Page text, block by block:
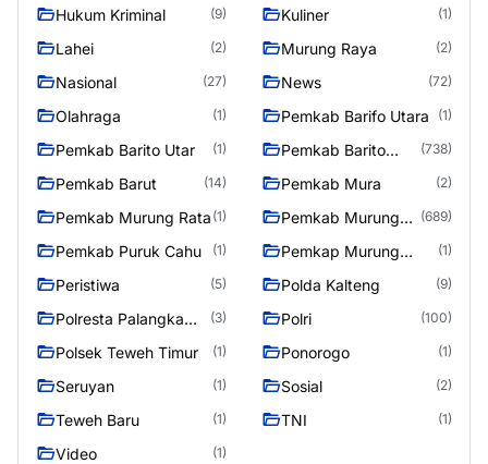
Hukum Kriminal (9) Kuliner (1)
Lahei (2) Murung Raya (2)
Nasional (27) News (72)
Olahraga (1) Pemkab Barifo Utara (1)
Pemkab Barito Utar (1)
Pemkab Barito
(738)
Pemkab Barut (14) Pemkab Mura (2)
Pemkab Murung Rata (1)
Pemkab Murung
(689)
Pemkab Puruk Cahu (1)
Pemkap Murung
(1)
Peristiwa (5) Polda Kalteng (9)
Polresta Palangka
(3) Polri (100)
Polsek Teweh Timur (1) Ponorogo (1)
Seruyan (1) Sosial (2)
Teweh Baru (1) TNI (1)
Video (1)